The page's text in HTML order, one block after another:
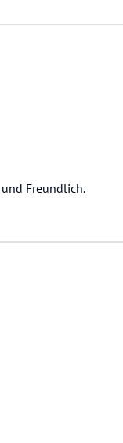
Freundlich.